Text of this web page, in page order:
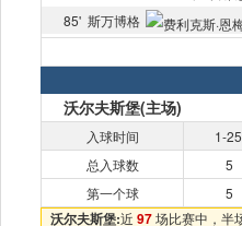
85' 斯万博格
沃尔夫斯堡(主场)
入球时间 1-
总入球数
5
第一个球
5
沃尔夫斯堡:近 97场比赛中，半